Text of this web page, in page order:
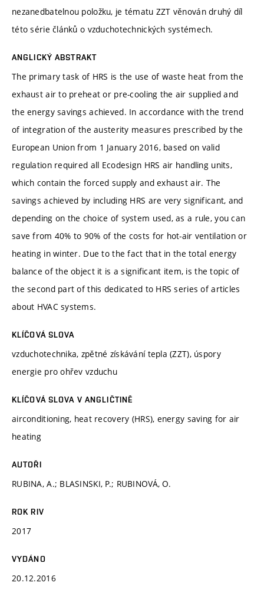
nezanedbatelnou položku, je tématu ZZT věnován druhý díl
této série článků o vzduchotechnických systémech.
ANGLICKÝ ABSTRAKT
The primary task of HRS is the use of waste heat from the
exhaust air to preheat or pre-cooling the air supplied and
the energy savings achieved. In accordance with the trend
of integration of the austerity measures prescribed by the
European Union from 1 January 2016, based on valid
regulation required all Ecodesign HRS air handling units,
which contain the forced supply and exhaust air. The
savings achieved by including HRS are very significant, and
depending on the choice of system used, as a rule, you can
save from 40% to 90% of the costs for hot-air ventilation or
heating in winter. Due to the fact that in the total energy
balance of the object it is a significant item, is the topic of
the second part of this dedicated to HRS series of articles
about HVAC systems.
KLÍČOVÁ SLOVA
vzduchotechnika, zpětné získávání tepla (ZZT), úspory
energie pro ohřev vzduchu
KLÍČOVÁ SLOVA V ANGLIČTINĚ
airconditioning, heat recovery (HRS), energy saving for air
heating
AUTOŘI
RUBINA, A.; BLASINSKI, P.; RUBINOVÁ, O.
ROK RIV
2017
VYDÁNO
20.12.2016